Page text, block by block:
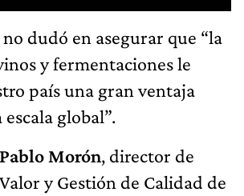
dudó en asegurar que “la
y fermentaciones le
país una gran ventaja
global”.
Pablo Morón, director de
y Gestión de Calidad de